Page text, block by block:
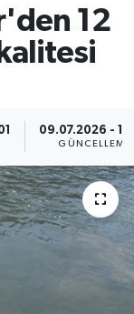
12
09.07.2026 -
GÜNCELLEME